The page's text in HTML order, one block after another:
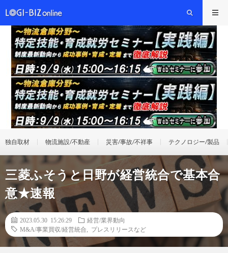
独自取材 物流施設/不動産 災害/事故/不祥事 テクノロジー/製品
三菱ふそうと日野が経営統合で基本合
意★速報
2023.05.30 15:26:29
経営/業界動向
M&A/事業買収/経営統合
プレスリリースなど